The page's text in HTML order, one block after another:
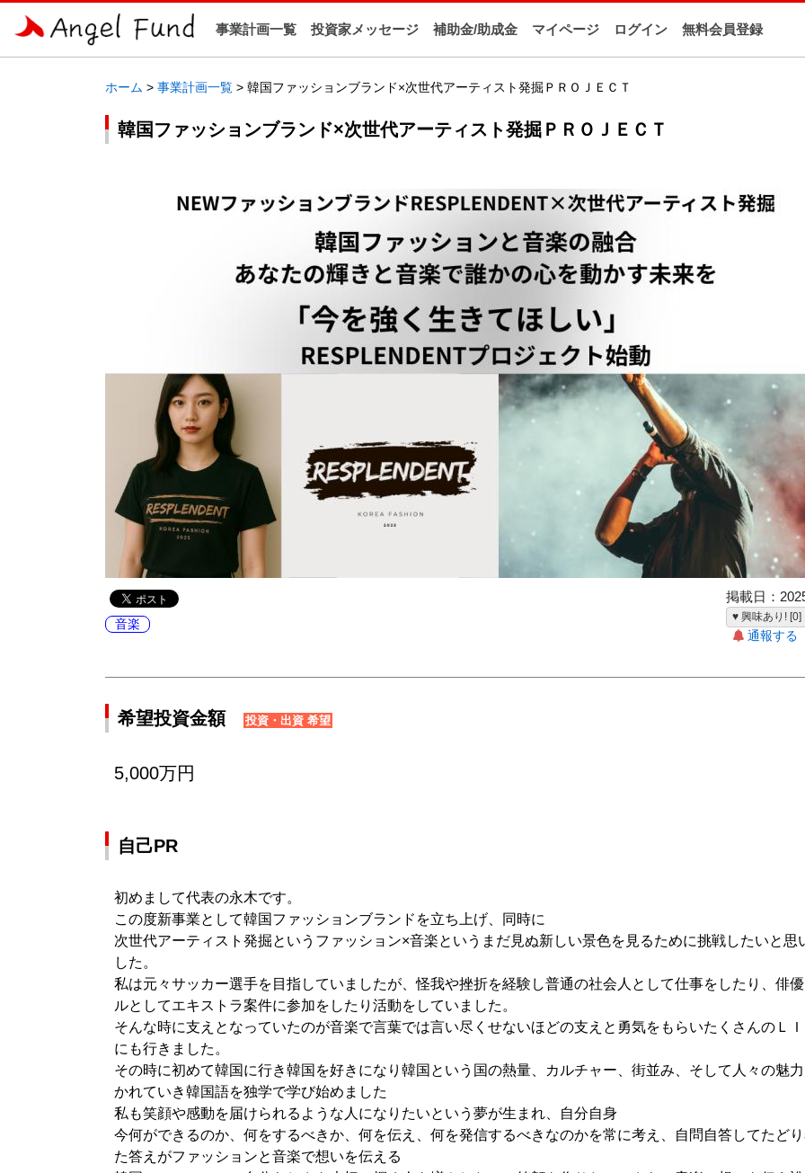
事業計画一覧 投資家メッセージ 補助金/助成金 マイページ ログイン 無料会員登録
ホーム > 事業計画一覧 > 韓国ファッションブランド×次世代アーティスト発掘ＰＲＯＪＥＣＴ
韓国ファッションブランド×次世代アーティスト発掘ＰＲＯＪＥＣＴ
音楽
掲載日：
♥ 興味あり! [0]
通報する
希望投資金額 投資・出資 希望
5,000万円
自己PR
初めまして代表の永木です。
この度新事業として韓国ファッションブランドを立ち上げ、同時に
次世代アーティスト発掘というファッション×音楽というまだ見ぬ新しい景色を見るために挑戦したいと思
した。
私は元々サッカー選手を目指していましたが、怪我や挫折を経験し普通の社会人として仕事をしたり、俳
ルとしてエキストラ案件に参加をしたり活動をしていました。
そんな時に支えとなっていたのが音楽で言葉では言い尽くせないほどの支えと勇気をもらいたくさんのＬＩ
にも行きました。
その時に初めて韓国に行き韓国を好きになり韓国という国の熱量、カルチャー、街並み、そして人々の魅
かれていき韓国語を独学で学び始めました
私も笑顔や感動を届けられるような人になりたいという夢が生まれ、自分自身
今何ができるのか、何をするべきか、何を伝え、何を発信するべきなのかを常に考え、自問自答してたど
た答えがファッションと音楽で想いを伝える